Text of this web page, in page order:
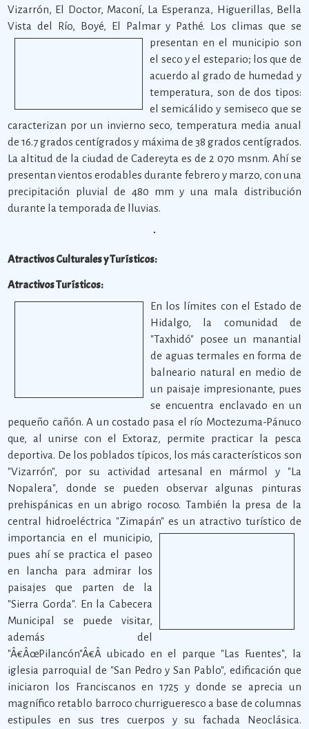
Vizarrón, El Doctor, Maconí, La Esperanza, Higuerillas, Bella
Vista del Río, Boyé, El Palmar y Pathé. Los climas que se
presentan en el municipio son
el seco y el estepario; los que de
acuerdo al grado de humedad y
temperatura, son de dos tipos:
el semicálido y semiseco que se
caracterizan por un invierno seco, temperatura media anual
de 16.7 grados centígrados y máxima de 38 grados centígrados.
La altitud de la ciudad de Cadereyta es de 2 070 msnm. Ahí se
presentan vientos erodables durante febrero y marzo, con una
precipitación pluvial de 480 mm y una mala distribución
durante la temporada de lluvias.
Atractivos Culturales y Turísticos:
Atractivos Turísticos:
En los límites con el Estado de
Hidalgo, la comunidad de
"Taxhidó" posee un manantial
de aguas termales en forma de
balneario natural en medio de
un paisaje impresionante, pues
se encuentra enclavado en un
pequeño cañón. A un costado pasa el río Moctezuma-Pánuco
que, al unirse con el Extoraz, permite practicar la pesca
deportiva. De los poblados típicos, los más característicos son
"Vizarrón", por su actividad artesanal en mármol y "La
Nopalera", donde se pueden observar algunas pinturas
prehispánicas en un abrigo rocoso. También la presa de la
central hidroeléctrica "Zimapán" es un atractivo turístico de
importancia en el municipio,
pues ahí se practica el paseo
en lancha para admirar los
paisajes que parten de la
"Sierra Gorda". En la Cabecera
Municipal se puede visitar,
además del
"Â€ÂœPilancón"Â€Â ubicado en el parque "Las Fuentes", la
iglesia parroquial de "San Pedro y San Pablo", edificación que
iniciaron los Franciscanos en 1725 y donde se aprecia un
magnífico retablo barroco churrigueresco a base de columnas
estipules en sus tres cuerpos y su fachada Neoclásica.